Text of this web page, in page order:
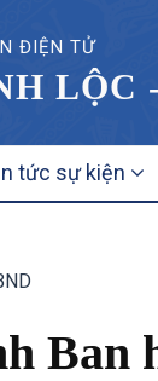
ĐIỆN TỬ
LỘC
tức sự kiện
Ban